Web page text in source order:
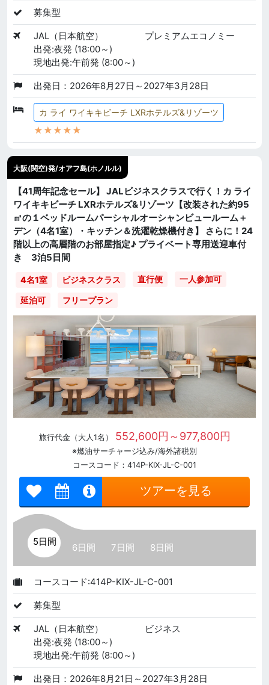
募集型
JAL（日本航空）
プレミアムエコノミー
出発:夜発 (18:00～)
現地出発:午前発 (8:00～)
出発日：2026年8月27日～2027年3月28日
カ ライ ワイキキビーチ LXRホテルズ&リゾーツ
★★★★★
大阪(関空)発/オアフ島(ホノルル)
【41周年記念セール】 JALビジネスクラスで行く！カ ライ
ワイキキビーチ LXRホテルズ&リゾーツ【改装された約95
㎡の１ベッドルームパーシャルオーシャンビュールーム＋
デン（4名1室）・キッチン＆洗濯乾燥機付き】 さらに！24
階以上の高層階のお部屋指定♪ プライベート専用送迎車付
き 3泊5日間
4名1室 ビジネスクラス 直行便 一人参加可
延泊可 フリープラン
旅行代金（大人1名） 552,600円～977,800円
※燃油サーチャージ込み/海外諸税別
コースコード：414P-KIX-JL-C-001
ツアーを見る
5日間
6日間 7日間 8日間
コースコード:414P-KIX-JL-C-001
募集型
JAL（日本航空）
ビジネス
出発:夜発 (18:00～)
現地出発:午前発 (8:00～)
出発日：2026年8月21日～2027年3月28日